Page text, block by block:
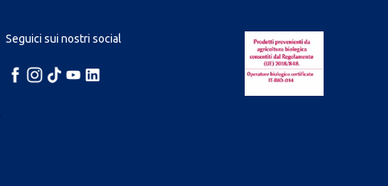
Seguici sui nostri social